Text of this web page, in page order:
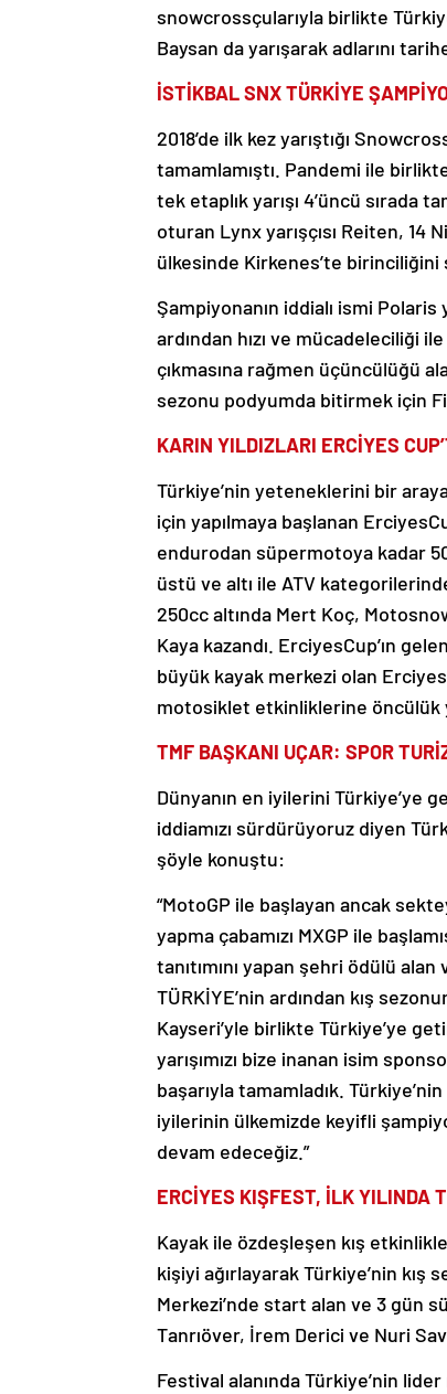
snowcrossçularıyla birlikte
Baysan da yarışarak adlarını
İSTİKBAL SNX TÜRKİYE
2018’de ilk kez yarıştığı
tamamlamıştı. Pandemi ile
tek etaplık yarışı 4’üncü sırada
oturan Lynx yarışçısı Reiten, 14
ülkesinde Kirkenes’te
Şampiyonanın iddialı ismi Polaris
ardından hızı ve mücadeleciliği
çıkmasına rağmen üçüncülüğü
sezonu podyumda bitirmek için
KARIN YILDIZLARI ERCİYES
Türkiye’nin yeteneklerini bir
için yapılmaya başlanan
endurodan süpermotoya kadar
üstü ve altı ile ATV
250cc altında Mert Koç,
Kaya kazandı. ErciyesCup’ın
büyük kayak merkezi olan
motosiklet etkinliklerine öncülük
TMF BAŞKANI UÇAR: SPOR
Dünyanın en iyilerini Türkiye’ye
iddiamızı sürdürüyoruz diyen
şöyle konuştu:
“MotoGP ile başlayan ancak
yapma çabamızı MXGP ile
tanıtımını yapan şehri ödülü
TÜRKİYE’nin ardından kış
Kayseri’yle birlikte Türkiye’ye
yarışımızı bize inanan isim
başarıyla tamamladık.
iyilerinin ülkemizde keyifli
devam edeceğiz.”
ERCİYES KIŞFEST, İLK YILINDA
Kayak ile özdeşleşen kış
kişiyi ağırlayarak Türkiye’nin
Merkezi’nde start alan ve 3 gün
Tanrıöver, İrem Derici ve Nuri
Festival alanında Türkiye’nin